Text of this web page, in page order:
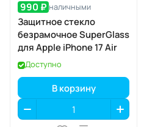
990 ₽ наличными
Защитное стекло
безрамочное SuperGlass
для Apple iPhone 17 Air
Доступно
В корзину